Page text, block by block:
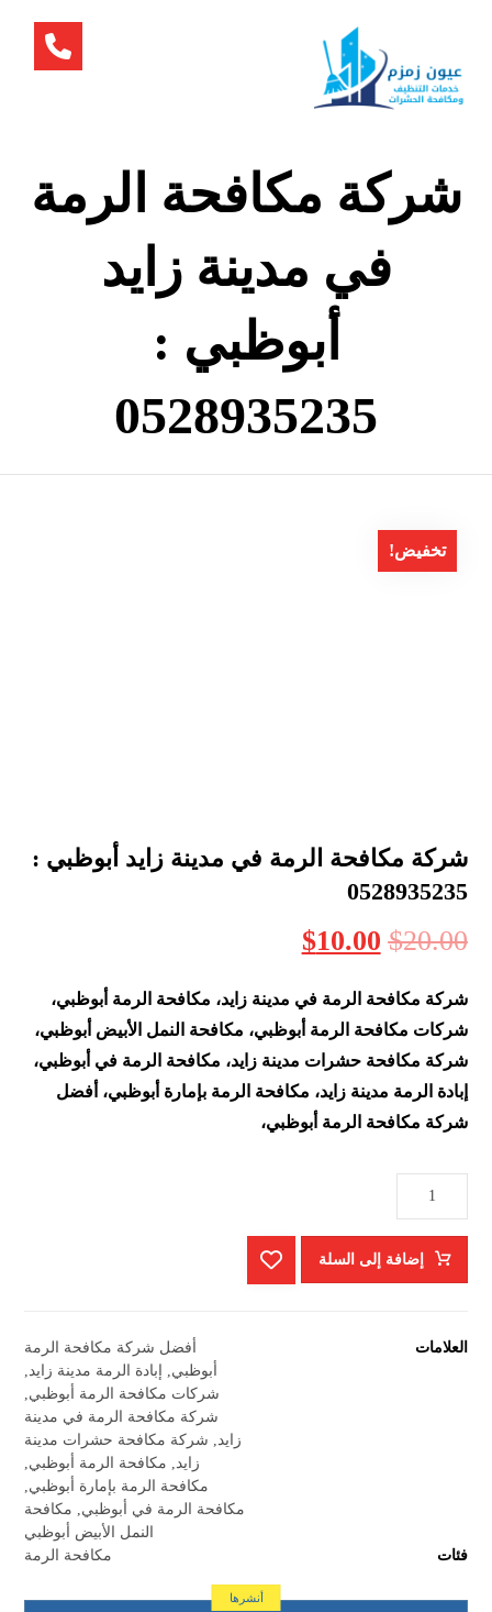
شركة مكافحة الرمة
في مدينة زايد
أبوظبي :
0528935235
تخفيض!
شركة مكافحة الرمة في مدينة زايد أبوظبي :
0528935235
$20.00
$10.00
شركة مكافحة الرمة في مدينة زايد، مكافحة الرمة أبوظبي،
شركات مكافحة الرمة أبوظبي، مكافحة النمل الأبيض أبوظبي،
شركة مكافحة حشرات مدينة زايد، مكافحة الرمة في أبوظبي،
إبادة الرمة مدينة زايد، مكافحة الرمة بإمارة أبوظبي، أفضل
شركة مكافحة الرمة أبوظبي،
إضافة إلى السلة
العلامات
أفضل شركة مكافحة الرمة
أبوظبي
إبادة الرمة مدينة زايد
شركات مكافحة الرمة أبوظبي
شركة مكافحة الرمة في مدينة
زايد
شركة مكافحة حشرات مدينة
زايد
مكافحة الرمة أبوظبي
مكافحة الرمة بإمارة أبوظبي
مكافحة الرمة في أبوظبي
مكافحة
النمل الأبيض أبوظبي
فئات
مكافحة الرمة